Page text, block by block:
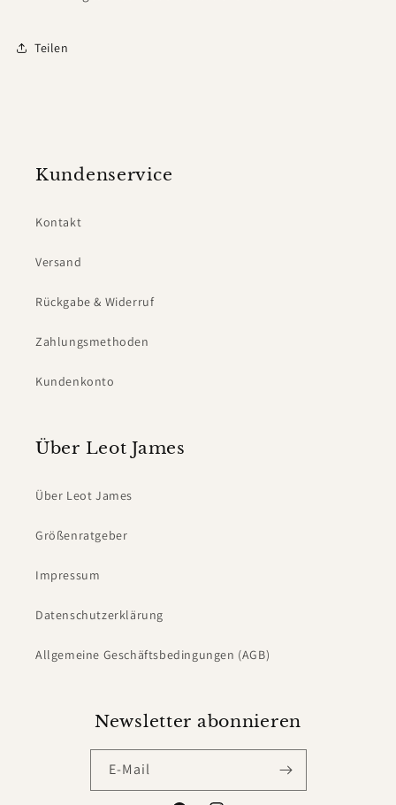
Teilen
Kundenservice
Kontakt
Versand
Rückgabe & Widerruf
Zahlungsmethoden
Kundenkonto
Über Leot James
Über Leot James
Größenratgeber
Impressum
Datenschutzerklärung
Allgemeine Geschäftsbedingungen (AGB)
Newsletter abonnieren
E-Mail